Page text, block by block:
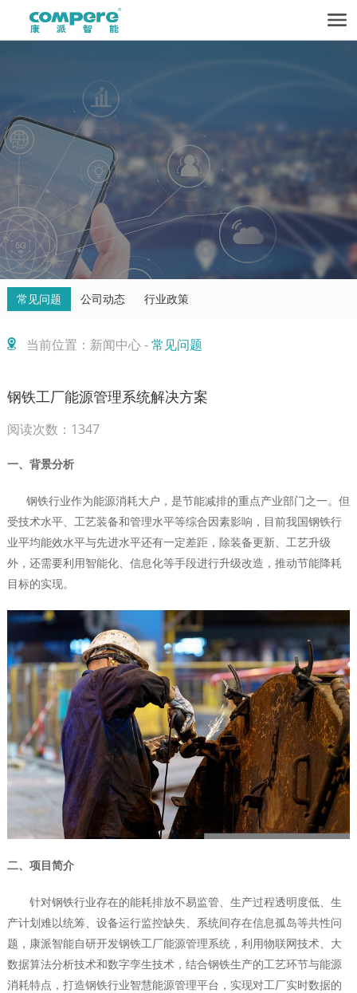
常见问题 公司动态 行业政策
当前位置：新闻中心 -常见问题
钢铁工厂能源管理系统解决方案
阅读次数：1347
一、背景分析
钢铁行业作为能源消耗大户，是节能减排的重点产业部门之一。但
受技术水平、工艺装备和管理水平等综合因素影响，目前我国钢铁行
业平均能效水平与先进水平还有一定差距，除装备更新、工艺升级
外，还需要利用智能化、信息化等手段进行升级改造，推动节能降耗
目标的实现。
二、项目简介
针对钢铁行业存在的能耗排放不易监管、生产过程透明度低、生
产计划难以统筹、设备运行监控缺失、系统间存在信息孤岛等共性问
题，康派智能自研开发钢铁工厂能源管理系统，利用物联网技术、大
数据算法分析技术和数字孪生技术，结合钢铁生产的工艺环节与能源
消耗特点，打造钢铁行业智慧能源管理平台，实现对工厂实时数据的